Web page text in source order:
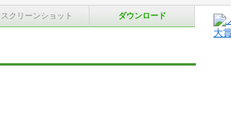
スクリーンショット ダウンロード